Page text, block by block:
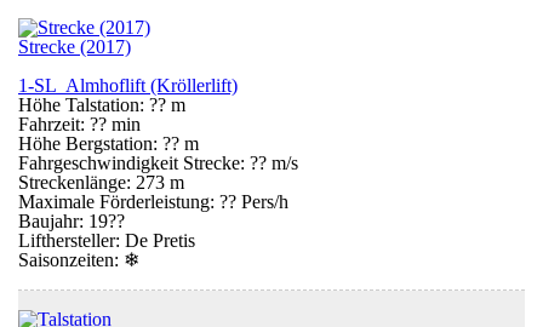
Strecke (2017)
1-SL Almhoflift (Kröllerlift)
Höhe Talstation: ?? m
Fahrzeit: ?? min
Höhe Bergstation: ?? m
Fahrgeschwindigkeit Strecke: ?? m/s
Streckenlänge: 273 m
Maximale Förderleistung: ?? Pers/h
Baujahr: 19??
Lifthersteller: De Pretis
Saisonzeiten: ❄